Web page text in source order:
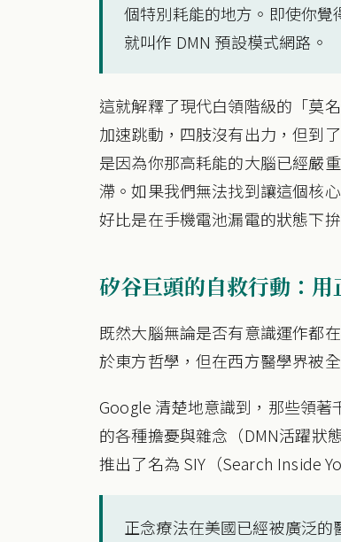
個特別耗能的地方。即使你覺
就叫作 DMN 預設模式網路。
這就解釋了現代白領階級的「莫
加速跳動，四肢沒有出力，但到
是因為你那高耗能的大腦已經嚴
滯。如果我們無法找到讓這個核
好比是在手機電池漏電的狀態下
矽谷巨頭的自救行動：
既然大腦無論是否有意識運作都
於東方哲學，但在西方醫學界被
Google 清楚地意識到，那些領
的各種擔憂與雜念（DMN活躍狀
推出了名為 SIY（Search Inside
正念療法在美國已經被廣泛